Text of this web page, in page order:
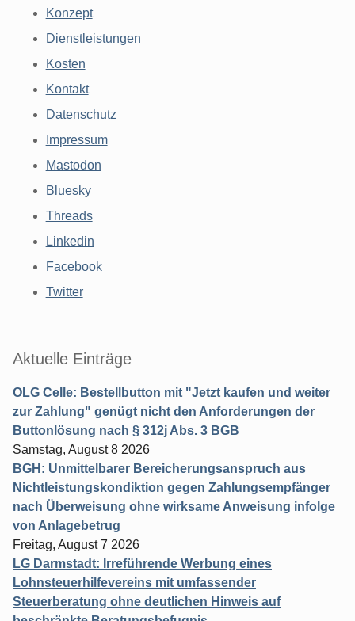
Konzept
Dienstleistungen
Kosten
Kontakt
Datenschutz
Impressum
Mastodon
Bluesky
Threads
Linkedin
Facebook
Twitter
Aktuelle Einträge
OLG Celle: Bestellbutton mit "Jetzt kaufen und weiter
zur Zahlung" genügt nicht den Anforderungen der
Buttonlösung nach § 312j Abs. 3 BGB
Samstag, August 8 2026
BGH: Unmittelbarer Bereicherungsanspruch aus
Nichtleistungskondiktion gegen Zahlungsempfänger
nach Überweisung ohne wirksame Anweisung infolge
von Anlagebetrug
Freitag, August 7 2026
LG Darmstadt: Irreführende Werbung eines
Lohnsteuerhilfevereins mit umfassender
Steuerberatung ohne deutlichen Hinweis auf